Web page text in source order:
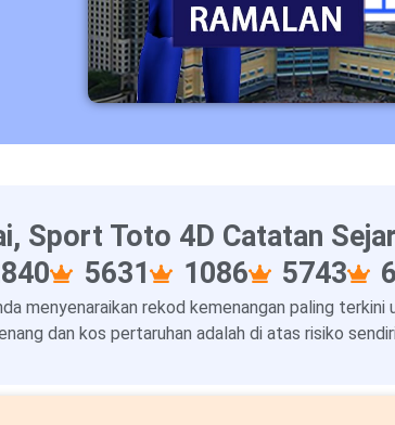
Sport Toto 4D Catatan
5631 1086 5743
menyenaraikan rekod kemenangan paling terkini
dan kos pertaruhan adalah di atas risiko